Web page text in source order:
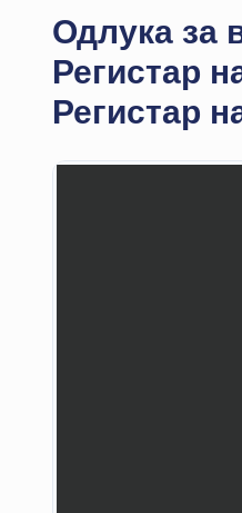
Одлука за
Регистар
Регистар